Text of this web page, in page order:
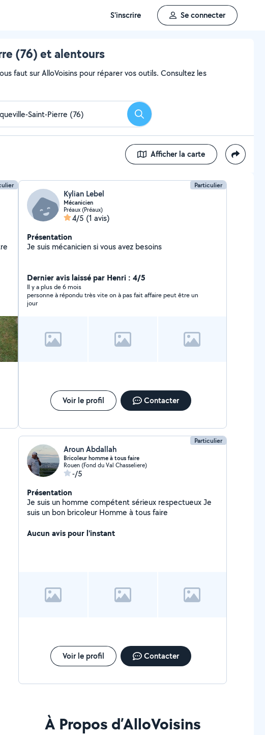
S'inscrire Se connecter
(76) et alentours
faut sur AlloVoisins pour réparer vos outils. Consultez les
Rechercher
Afficher la carte
Particulier
Kylian Lebel
Mécanicien
Préaux (Préaux)
4/5 (1 avis)
Présentation
Je suis mécanicien si vous avez besoins
Dernier avis laissé par Henri : 4/5
Il y a plus de 6 mois
personne à répondu très vite on à pas fait affaire peut être un
jour
Voir le profil Contacter
Particulier
Aroun Abdallah
Bricoleur homme à tous faire
Rouen (Fond du Val Chasseliere)
-/5
Présentation
Je suis un homme compétent sérieux respectueux Je
suis un bon bricoleur Homme à tous faire
Aucun avis pour l'instant
Voir le profil Contacter
À Propos d’AlloVoisins